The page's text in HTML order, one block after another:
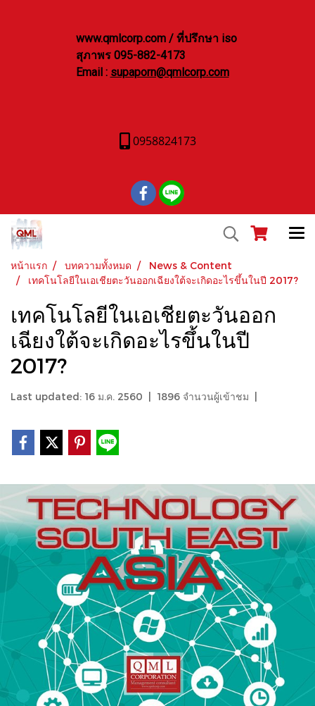
www.qmlcorp.com / ที่ปรึกษา iso
สุภาพร 095-882-4173
Email : supaporn@qmlcorp.com
0958824173
หน้าแรก บทความทั้งหมด
News & Content
เทคโนโลยีในเอเชียตะวันออกเฉียงใต้จะเกิดอะไรขึ้นในปี 2017?
เทคโนโลยีในเอเชียตะวันออก
เฉียงใต้จะเกิดอะไรขึ้นในปี
2017?
Last updated: 16 ม.ค. 2560 1896 จำนวนผู้เข้าชม